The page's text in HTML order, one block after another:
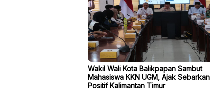
Wakil Wali Kota Balikpapan Sambut
Mahasiswa KKN UGM, Ajak
Positif Kalimantan Timur